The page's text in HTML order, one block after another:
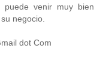
puede venir muy bien
negocio.
dot Com